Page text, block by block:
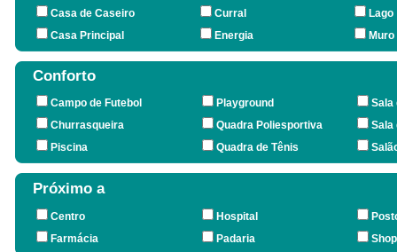
Casa de Caseiro
Curral
Lago
Casa Principal
Energia Muro
Conforto
Campo de Futebol Playground
Sala
Churrasqueira
Quadra Poliesportiva
Sala
Piscina
Quadra de Tênis
Próximo a
Centro Hospital
Farmácia
Padaria